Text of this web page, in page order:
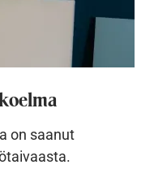
on saanut